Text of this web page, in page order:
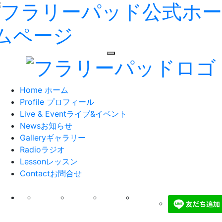
toggle navigation
Home ホーム
Profile プロフィール
Live & Eventライブ&イベント
Newsお知らせ
Galleryギャラリー
Radioラジオ
Lessonレッスン
Contactお問合せ